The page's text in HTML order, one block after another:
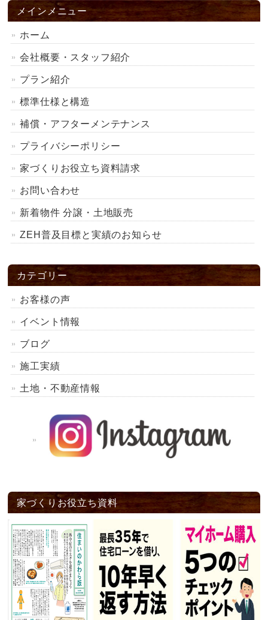
メインメニュー
ホーム
会社概要・スタッフ紹介
プラン紹介
標準仕様と構造
補償・アフターメンテナンス
プライバシーポリシー
家づくりお役立ち資料請求
お問い合わせ
新着物件 分譲・土地販売
ZEH普及目標と実績のお知らせ
カテゴリー
お客様の声
イベント情報
ブログ
施工実績
土地・不動産情報
家づくりお役立ち資料